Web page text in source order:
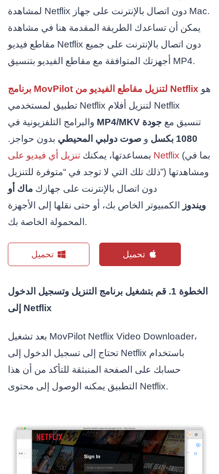
لمشاهدة Netflix دون اتصال بالإنترنت على جهاز Mac.
يمكن أن تساعدك الطريقة المقدمة هنا في مشاهدة
مقاطع فيديو Netflix دون اتصال بالإنترنت على جميع
أجهزتك المتوافقة مع مقاطع الفيديو بتنسيق MP4.
برنامج MovPilot لتنزيل مقاطع الفيديو من Netflix هو
تطبيق لمستخدمي Netflix لتنزيل أفلام Netflix
MP4/MKV تنسيق معجودة
1080 بكسل
وصوت دولبي المحيطي بدون حواجز.
بمساعدتها، يمكنك تنزيل أي فيديو على Netflix (بما في
ذلك تلك التي لا توجد في “متوفرة للتنزيل”) ومشاهدتها
دون اتصال بالإنترنت على جهازكماك أو
ويندوز
الكمبيوتر الخاص بك، أو حتى نقلها إلى الأجهزة
المحمولة الخاصة بك.
تحميل تحميل
الخطوة 1. قم بتشغيل برنامج التنزيل وتسجيل الدخول
إلى Netflix
بعد تشغيل MovPilot Netflix Video Downloader،
تحتاج إلى تسجيل الدخول إلى Netflix باستخدام
حسابك على الصفحة المنبثقة للتأكد من أن هذا
التطبيق يمكنه الوصول إلى محتوى Netflix.